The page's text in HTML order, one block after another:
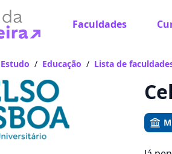
Faculdades
/ Educação / Lista de